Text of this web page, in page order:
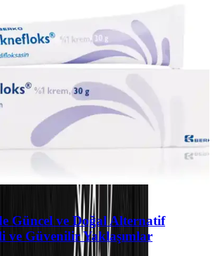
Güncel ve Doğal Alternatif
ve Güvenilir Yaklaşımlar